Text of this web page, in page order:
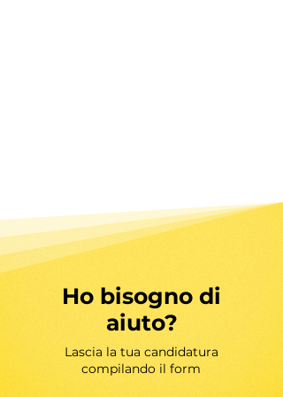
Ho bisogno di
aiuto?
Lascia la tua candidatura
compilando il form